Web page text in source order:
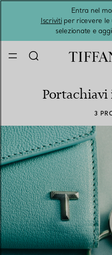
Entra nel
Iscrivitiper ricevere le
selezionate e
3